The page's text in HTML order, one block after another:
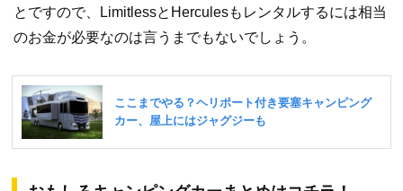
とですので、LimitlessとHerculesもレンタルするには相当
のお金が必要なのは言うまでもないでしょう。